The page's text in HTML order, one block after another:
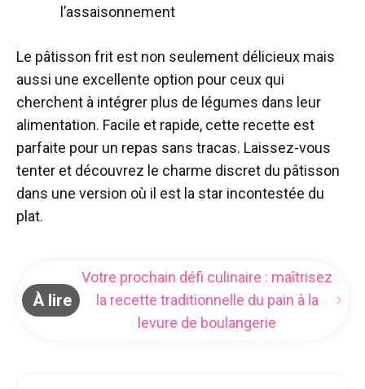
l’assaisonnement
Le pâtisson frit est non seulement délicieux mais
aussi une excellente option pour ceux qui
cherchent à intégrer plus de légumes dans leur
alimentation. Facile et rapide, cette recette est
parfaite pour un repas sans tracas. Laissez-vous
tenter et découvrez le charme discret du pâtisson
dans une version où il est la star incontestée du
plat.
À lire
Votre prochain défi culinaire : maîtrisez
la recette traditionnelle du pain à la
levure de boulangerie